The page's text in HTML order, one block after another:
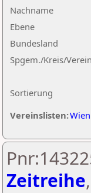
Nachname
Ebene
Sortierung
Bundesland
Spgem./Kreis/Verein
Vereinslisten:Wien
Zeitreihe,